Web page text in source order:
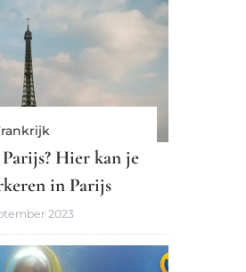
Hier kan je
in Parijs
2023